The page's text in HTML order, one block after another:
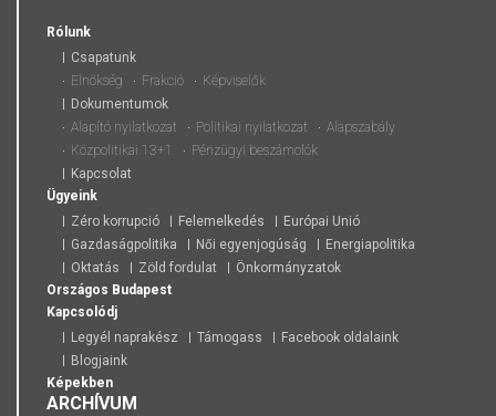
Rólunk
Csapatunk
Elnökség
Frakció
Képviselők
Dokumentumok
Alapító nyilatkozat
Politikai nyilatkozat
Alapszabály
Közpolitikai 13+1
Pénzügyi beszámolók
Kapcsolat
Ügyeink
Zéro korrupció
Felemelkedés
Európai Unió
Gazdaságpolitika
Női egyenjogúság
Energiapolitika
Oktatás
Zöld fordulat
Önkormányzatok
Országos Budapest
Kapcsolódj
Legyél naprakész
Támogass
Facebook oldalaink
Blogjaink
Képekben
ARCHÍVUM